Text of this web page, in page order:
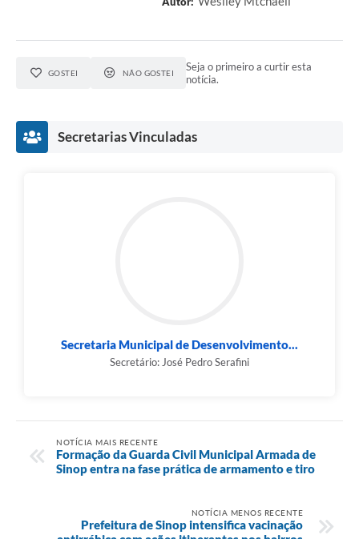
GOSTEI NÃO GOSTEI
Seja o primeiro a curtir esta
notícia.
Secretarias Vinculadas
Secretaria Municipal de Desenvolvimento...
Secretário: José Pedro Serafini
NOTÍCIA MAIS RECENTE
Formação da Guarda Civil Municipal Armada de
Sinop entra na fase prática de armamento e tiro
NOTÍCIA MENOS RECENTE
Prefeitura de Sinop intensifica vacinação